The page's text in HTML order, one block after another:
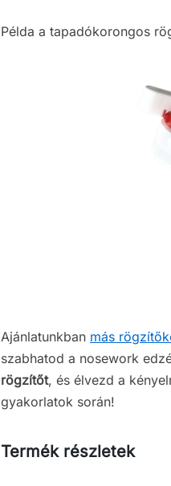
Példa a tapadókorongos
Ajánlatunkban más
szabhatod a nosework
rögzítőt, és élvezd a
gyakorlatok során!
Termék részletek